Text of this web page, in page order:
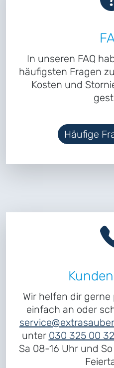
In unseren FAQ
häufigsten Fragen
Kosten und
Häufige
Wir helfen dir
einfach an oder
unter 030 325 00
Sa 08-16 Uhr und